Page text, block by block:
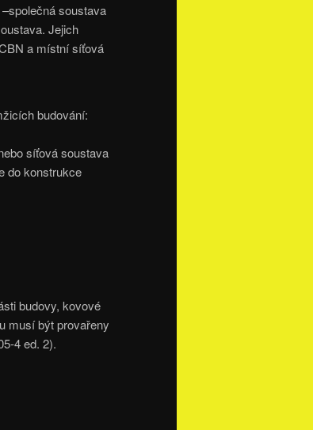
soustava
Jejich
a místní síťová
budování:
síťová soustava
do konstrukce
budovy, kovové
musí být provařeny
4 ed. 2).